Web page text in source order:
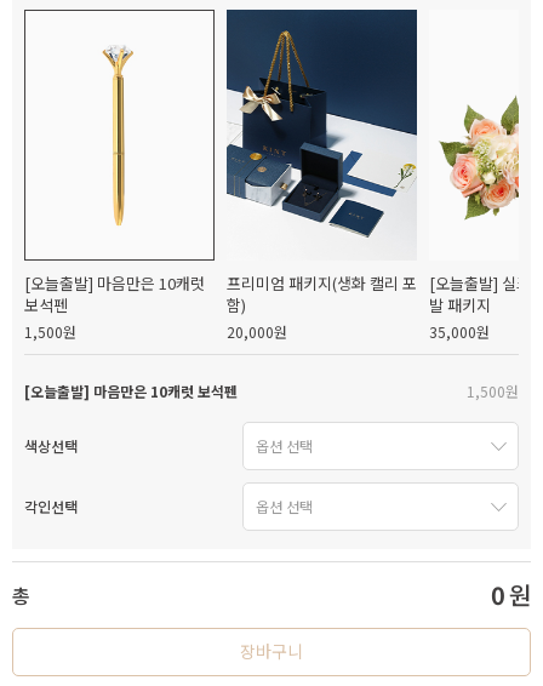
[오늘출발] 마음만은 10캐럿
보석펜
1,500원
프리미엄 패키지(생화 캘리 포
함)
20,000원
[오늘출발] 실크
발 패키지
35,000원
[오늘출발] 마음만은 10캐럿 보석펜 1,500원
색상선택
각인선택
총 0원
장바구니